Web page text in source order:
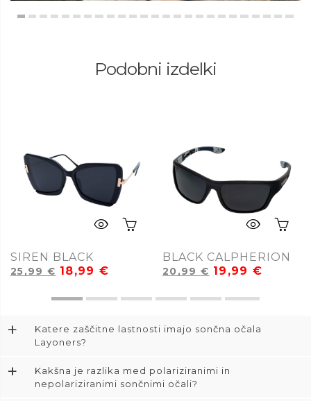
Podobni izdelki
SIREN BLACK
25,99€ 18,99€
BLACK CALPHERION
20,99€ 19,99€
+
Katere zaščitne lastnosti imajo sončna očala
Layoners?
+
Kakšna je razlika med polariziranimi in
nepolariziranimi sončnimi očali?